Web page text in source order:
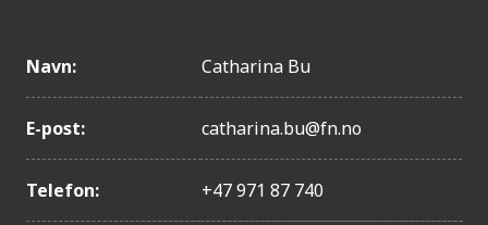
Navn: Catharina Bu
E-post: catharina.bu@fn.no
Telefon: +47 971 87 740